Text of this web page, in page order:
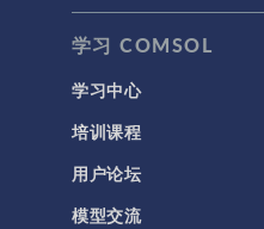
学习 COMSOL
学习中心
培训课程
用户论坛
模型交流